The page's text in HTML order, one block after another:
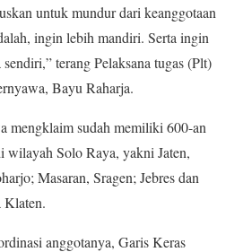
untuk mundur dari keanggotaan
ingin lebih mandiri. Serta ingin
terang Pelaksana tugas (Plt)
Bayu Raharja.
mengklaim sudah memiliki 600-an
wilayah Solo Raya, yakni Jaten,
Masaran, Sragen; Jebres dan
Klaten.
anggotanya, Garis Keras